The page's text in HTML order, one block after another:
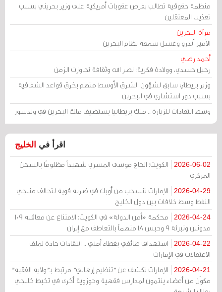
منظمة حقوقية تطالب بفرض عقوبات أمريكية على وزير بحريني بسبب
تعذيب المعتقلين
مرآة البحرين
الأمير أندرو وغسل سمعة نظام البحرين
أحمد رضي
رحيل جسدي، وولادة فكرية: نصر الله وثقافة تجاوزت الزمن
وزير بريطاني سابق لشؤون الشرق الأوسط متهم بخرق قواعد الشفافية
بسبب دور استشاري في البحرين
وسط انتقادات للزيارة .. ملك بريطانيا يستضيف ملك البحرين في وندسور
اقرأ في الخليج
2026-06-02
الكويت: الحاج موسى المسري شهيداً مظلومًا بالسجن
المركزي
2026-04-29
الإمارات تنسحب من أوبك في ضربة قوية لتحالف منتجي
النفط وسط خلافات بين دول الخليج
2026-04-24
محكمة «أمن الدولة» في الكويت: الامتناع عن معاقبة 109
مدونين وتبرئة 9 وحبس 18 متهماً بالتعاطف مع إيران
2026-04-22
استهداف طائفي بغطاء أمني .. انتقادات حادة لملف
الاعتقالات في الإمارات
2026-04-21
الإمارات تكشف عن "تنظيم إرهابي" مرتبط بـ"ولاية الفقيه"
مكوّن من أعضاء ينتمون لمدارس فقهية وحوزوية أخرى في تخبط خليجي